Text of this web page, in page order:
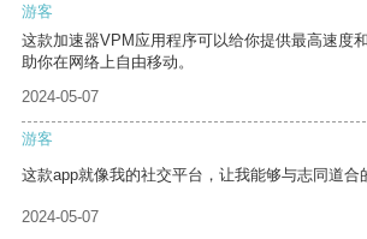
游客
这款加速器VPM应用程序可以给你提供最高速度
助你在网络上自由移动。
2024-05-07
游客
这款app就像我的社交平台，让我能够与志同道合
2024-05-07